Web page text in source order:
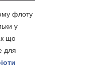
флоту
у
що
для